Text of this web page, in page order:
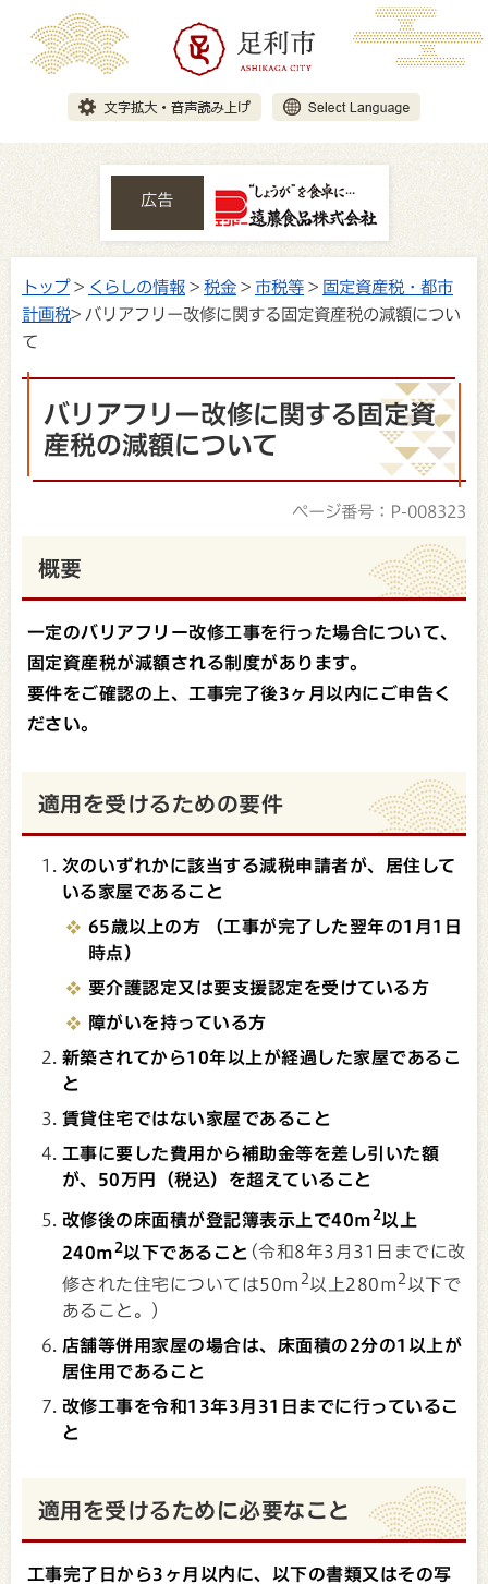
広告
トップ> くらしの情報 > 税金 > 市税等 > 固定資産税・都市
計画税> バリアフリー改修に関する固定資産税の減額につい
て
バリアフリー改修に関する固定資
産税の減額について
ページ番号：P-008323
概要
一定のバリアフリー改修工事を行った場合について、
固定資産税が減額される制度があります。
要件をご確認の上、工事完了後3ヶ月以内にご申告く
ださい。
適用を受けるための要件
次のいずれかに該当する減税申請者が、居住して
いる家屋であること
65歳以上の方 （工事が完了した翌年の1月1日
時点）
要介護認定又は要支援認定を受けている方
障がいを持っている方
新築されてから10年以上が経過した家屋であるこ
と
賃貸住宅ではない家屋であること
工事に要した費用から補助金等を差し引いた額
が、50万円（税込）を超えていること
改修後の床面積が登記簿表示上で40m2以上
240m 2以下であること (令和8年3月31日までに改
修された住宅については50m 2以上280m 2 以下で
あること。)
店舗等併用家屋の場合は、床面積の2分の1以上が
居住用であること
改修工事を令和13年3月31日までに行っているこ
と
適用を受けるために必要なこと
工事完了日から3ヶ月以内に、以下の書類又はその写